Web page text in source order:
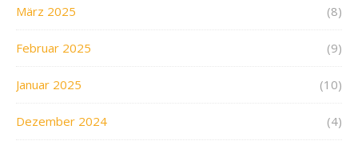
März 2025 (8)
Februar 2025 (9)
Januar 2025 (10)
Dezember 2024 (4)